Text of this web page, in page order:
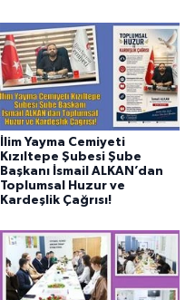
İlim Yayma Cemiyeti
Kızıltepe Şubesi Şube
Başkanı İsmail ALKAN’dan
Toplumsal Huzur ve
Kardeşlik Çağrısı!